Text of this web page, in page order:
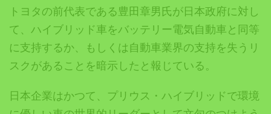
トヨタの前代表である豊田章男氏が日本政府に対し
て、ハイブリッド車をバッテリー電気自動車と同等
に支持するか、もしくは自動車業界の支持を失うリ
スクがあることを暗示したと報じている。
日本企業はかつて、プリウス・ハイブリッドで環境